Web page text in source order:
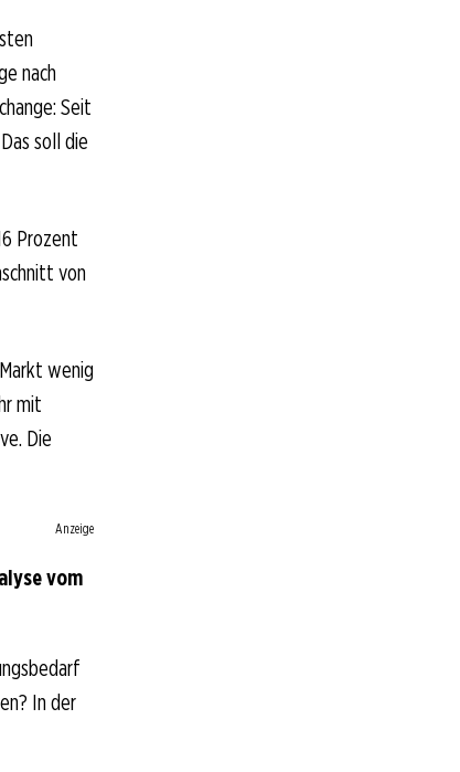
nach
Seit
soll die
Prozent
von
wenig
mit
Die
Anzeige
vom
In der